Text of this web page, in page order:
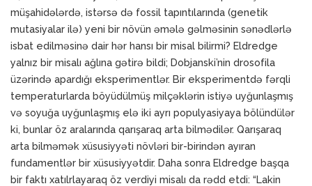
müşahidələrdə, istərsə də fossil tapıntılarında (genetik
mutasiyalar ilə) yeni bir növün əmələ gəlməsinin sənədlərlə
isbat edilməsinə dair hər hansı bir misal bilirmi? Eldredge
yalnız bir misalı ağlına gətirə bildi; Dobjanski’nin drosofila
üzərində apardığı eksperimentlər. Bir eksperimentdə fərqli
temperaturlarda böyüdülmüş milçəklərin istiyə uyğunlaşmış
və soyuğa uyğunlaşmış elə iki ayrı populyasiyaya bölündülər
ki, bunlar öz aralarında qarışaraq arta bilmədilər. Qarışaraq
arta bilməmək xüsusiyyəti növləri bir-birindən ayıran
fundamentlər bir xüsusiyyətdir. Daha sonra Eldredge başqa
bir faktı xatılrlayaraq öz verdiyi misalı da rədd etdi: “Lakin